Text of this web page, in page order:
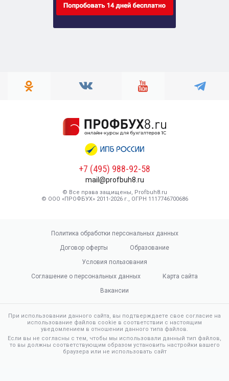
+7 (495) 988-92-58
mail@profbuh8.ru
© Все права защищены, Profbuh8.ru
© ООО «ПРОФБУХ» 2011-2026 г., ОГРН 1117746700686
Политика обработки персональных данных
Договор оферты
Образование
Условия пользования
Соглашение о персональных данных
Карта сайта
Вакансии
При использовании данного сайта, вы подтверждаете свое согласие на
использование файлов cookie в соответствии с настоящим
уведомлением в отношении данного типа файлов.
Если вы не согласны с тем, чтобы мы использовали данный тип файлов,
то вы должны соответствующим образом установить настройки вашего
браузера или не использовать сайт